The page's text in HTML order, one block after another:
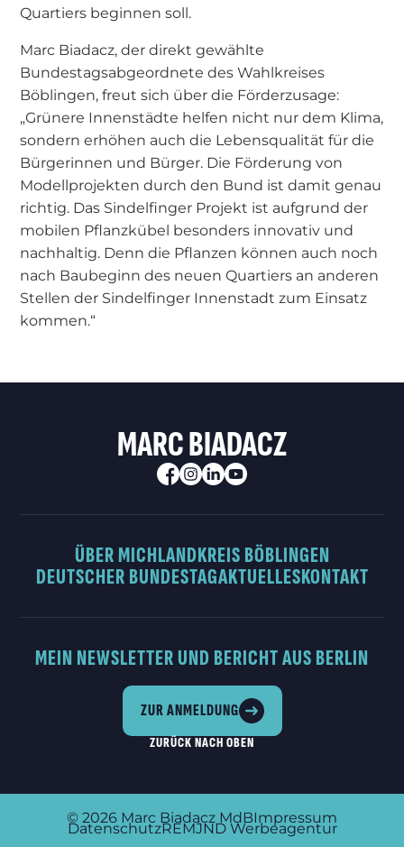
Quartiers beginnen soll.
Marc Biadacz, der direkt gewählte
Bundestagsabgeordnete des Wahlkreises
Böblingen, freut sich über die Förderzusage:
„Grünere Innenstädte helfen nicht nur dem Klima,
sondern erhöhen auch die Lebensqualität für die
Bürgerinnen und Bürger. Die Förderung von
Modellprojekten durch den Bund ist damit genau
richtig. Das Sindelfinger Projekt ist aufgrund der
mobilen Pflanzkübel besonders innovativ und
nachhaltig. Denn die Pflanzen können auch noch
nach Baubeginn des neuen Quartiers an anderen
Stellen der Sindelfinger Innenstadt zum Einsatz
kommen.“
MARC BIADACZ
ÜBER MICHLANDKREIS BÖBLINGEN
DEUTSCHER BUNDESTAGAKTUELLESKONTAKT
MEIN NEWSLETTER UND BERICHT AUS BERLIN
ZUR ANMELDUNG
ZURÜCK NACH OBEN
© 2026 Marc Biadacz MdBImpressum
DatenschutzREMJND Werbeagentur